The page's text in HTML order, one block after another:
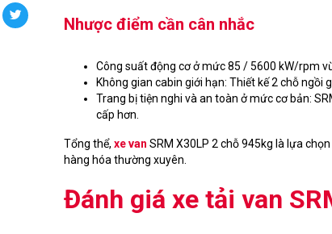
Nhược điểm cần cân nhắc
Công suất động cơ ở mức 85 / 5600 kW/rpm
Không gian cabin giới hạn: Thiết kế 2 chỗ
Trang bị tiện nghi và an toàn ở mức cơ bản:
cấp hơn.
Tổng thể, xe van SRM X30LP 2 chỗ 945kg là lựa
hàng hóa thường xuyên.
Đánh giá xe tải van